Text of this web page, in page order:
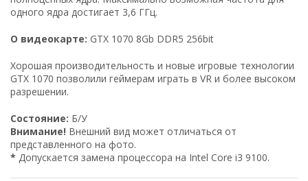
одного ядра достигает 3,6 ГГц.
О видеокарте: GTX 1070 8Gb DDR5 256bit
Хорошая производительность и новые игровые технологии
GTX 1070 позволили геймерам играть в VR и более высоком
разрешении.
Состояние: Б/У
Внимание! Внешний вид может отличаться от
представленного на фото.
* Допускается замена процессора на Intel Core i3 9100.